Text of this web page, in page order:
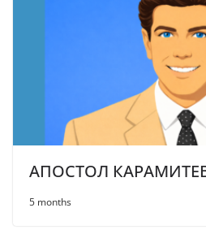
АПОСТОЛ
5 months